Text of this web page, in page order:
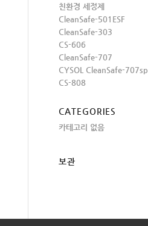
친환경 세정제
CleanSafe-501ESF
CleanSafe-303
CS-606
CleanSafe-707
CYSOL CleanSafe-707sp
CS-808
CATEGORIES
카테고리 없음
보관